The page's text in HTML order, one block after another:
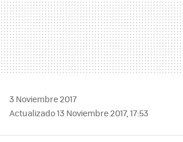
3 Noviembre 2017
Actualizado 13 Noviembre 2017, 17:53